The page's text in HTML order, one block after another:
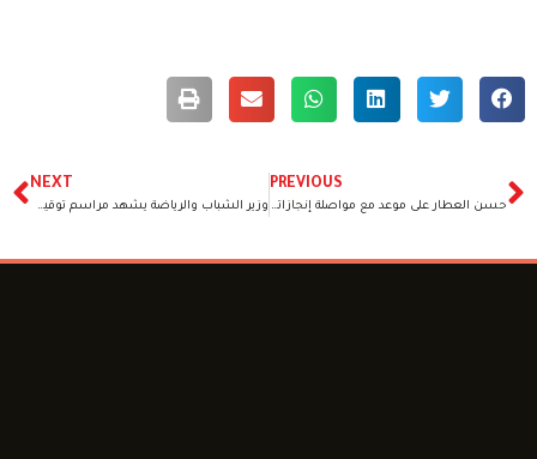
PREVIOUS
حسن العطار على موعد مع مواصلة إنجازاته العالمية بالبطولات البارالمبية لرفع الأثقال
NEXT
وزير الشباب والرياضة يشهد مراسم توقيع عقد رعاية بين الشركة المتحدة واللجنة البارالمبية